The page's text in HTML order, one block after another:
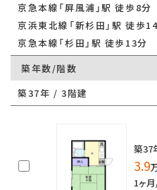
京急本線「屏風浦」駅 徒歩8分
京浜東北線「新杉田」駅 徒歩
京急本線「杉田」駅 徒歩13分
築年数/階数
築37年 / 3階建
築37
3.9
1ヶ